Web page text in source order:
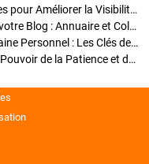
Optimisation SEO des Articles : Stratégies pour Améliorer la Visibilité de Votre Blog
Stratégies pour améliorer la visibilité de votre Blog : Annuaire et Collaborations
Pourquoi Investir dans un Nom de Domaine Personnel : Les Clés de la Réussite de Votre Blog
Comment Faire Émerger Votre Blog : Le Pouvoir de la Patience et de la Persévérance